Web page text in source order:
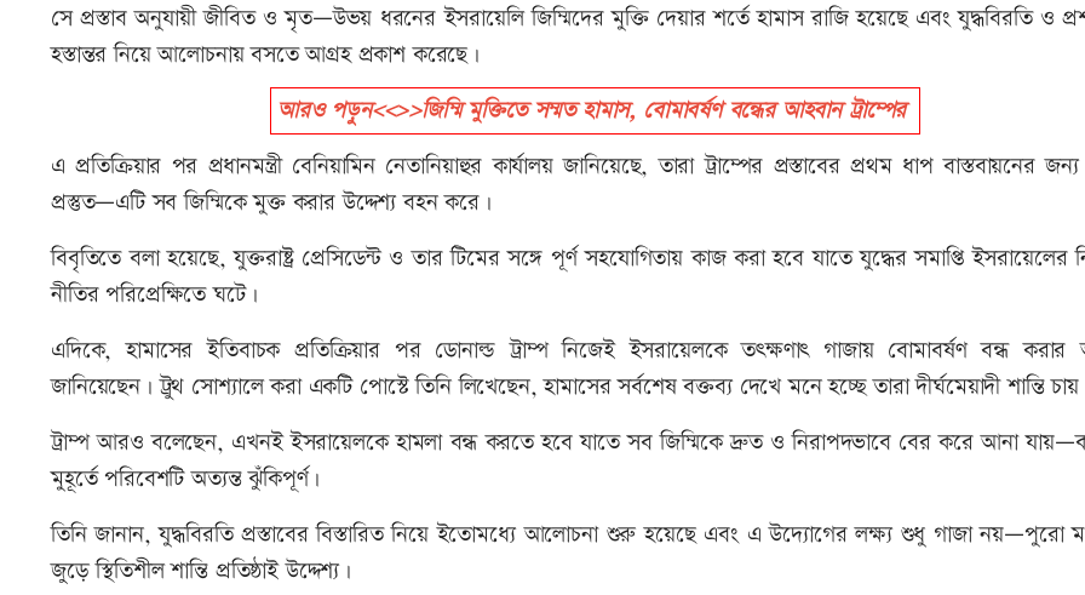
সে প্রস্তাব অনুযায়ী জীবিত ও মৃত—উভয় ধরনের ইসরায়েলি জিম্মিদের মুক্তি দেয়ার শর্তে হামাস রাজি হয়েছে এবং যুদ্ধবিরতি ও
হস্তান্তর নিয়ে আলোচনায় বসতে আগ্রহ প্রকাশ করেছে।
আরও পড়ুন<<>>জিম্মি মুক্তিতে সম্মত হামাস, বোমাবর্ষণ বন্ধের আহবান ট্রাম্পের
এ প্রতিক্রিয়ার পর প্রধানমন্ত্রী বেনিয়ামিন নেতানিয়াহুর কার্যালয় জানিয়েছে, তারা ট্রাম্পের প্রস্তাবের প্রথম ধাপ বাস্তবায়নের
প্রস্তুত—এটি সব জিম্মিকে মুক্ত করার উদ্দেশ্য বহন করে।
বিবৃতিতে বলা হয়েছে, যুক্তরাষ্ট্র প্রেসিডেন্ট ও তার টিমের সঙ্গে পূর্ণ সহযোগিতায় কাজ করা হবে যাতে যুদ্ধের সমাপ্তি ইসরায়েলের
নীতির পরিপ্রেক্ষিতে ঘটে।
এদিকে, হামাসের ইতিবাচক প্রতিক্রিয়ার পর ডোনাল্ড ট্রাম্প নিজেই ইসরায়েলকে তৎক্ষণাৎ গাজায় বোমাবর্ষণ বন্ধ করার
জানিয়েছেন। ট্রুথ সোশ্যালে করা একটি পোস্টে তিনি লিখেছেন, হামাসের সর্বশেষ বক্তব্য দেখে মনে হচ্ছে তারা দীর্ঘমেয়াদী শান্তি
ট্রাম্প আরও বলেছেন, এখনই ইসরায়েলকে হামলা বন্ধ করতে হবে যাতে সব জিম্মিকে দ্রুত ও নিরাপদভাবে বের করে আনা
মুহূর্তে পরিবেশটি অত্যন্ত ঝুঁকিপূর্ণ।
তিনি জানান, যুদ্ধবিরতি প্রস্তাবের বিস্তারিত নিয়ে ইতোমধ্যে আলোচনা শুরু হয়েছে এবং এ উদ্যোগের লক্ষ্য শুধু গাজা নয়—পুরো
জুড়ে স্থিতিশীল শান্তি প্রতিষ্ঠাই উদ্দেশ্য।